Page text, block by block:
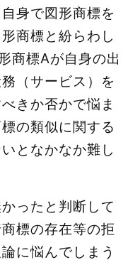
身で図形商標を
商標と紛らわし
商標Aが自身の出
（サービス）を
きか否かで悩ま
の類似に関する
となかなか難し
ったと判断して
標の存在等の拒
に悩んでしまう